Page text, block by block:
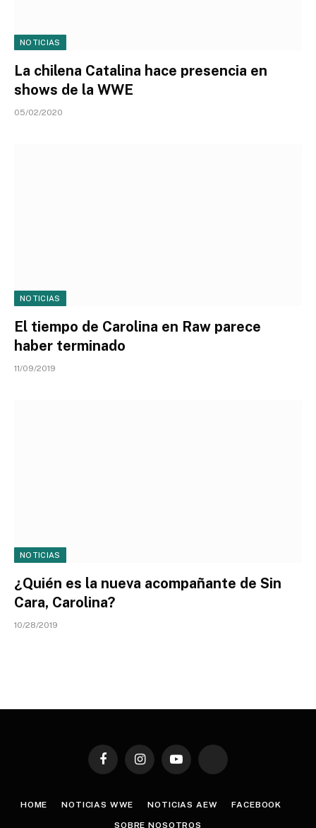
NOTICIAS
La chilena Catalina hace presencia en
shows de la WWE
05/02/2020
NOTICIAS
El tiempo de Carolina en Raw parece
haber terminado
11/09/2019
NOTICIAS
¿Quién es la nueva acompañante de Sin
Cara, Carolina?
10/28/2019
FacebookInstagramYouTube TikTok
HOME NOTICIAS WWE NOTICIAS AEW FACEBOOK
SOBRE NOSOTROS